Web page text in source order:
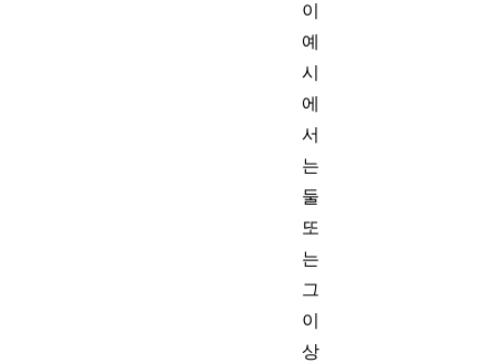
이
예
시
에
서
는
둘
또
는
그
이
상